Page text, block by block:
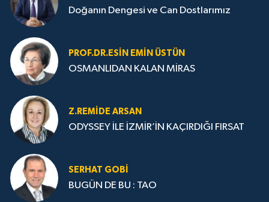
Doğanın Dengesi ve Can Dostlarımız
PROF.DR.ESIN EMIN ÜSTÜN
OSMANLIDAN KALAN MİRAS
Z.REMIDE ARSAN
ODYSSEY İLE İZMİR’İN KAÇIRDIĞI FIRSAT
SERHAT GOBİ
BUGÜN DE BU : TAO